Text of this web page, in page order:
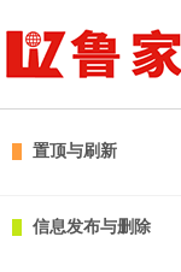
置顶与刷新
信息发布与删除